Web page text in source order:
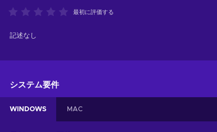
最初に評価する
記述なし
システム要件
WINDOWS MAC